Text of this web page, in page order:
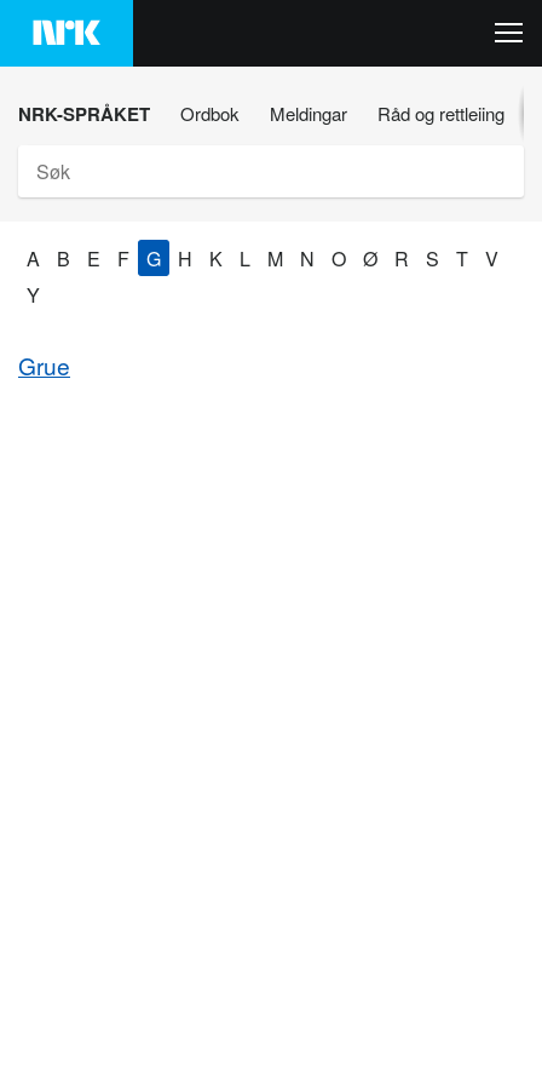
Hopp
innhaldet
NRK-SPRÅKET Ordbok Meldingar Råd og rettleiing
A B E F G H K L M N O Ø R S T
V
Y
Grue